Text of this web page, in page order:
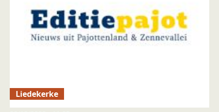
Liedekerke